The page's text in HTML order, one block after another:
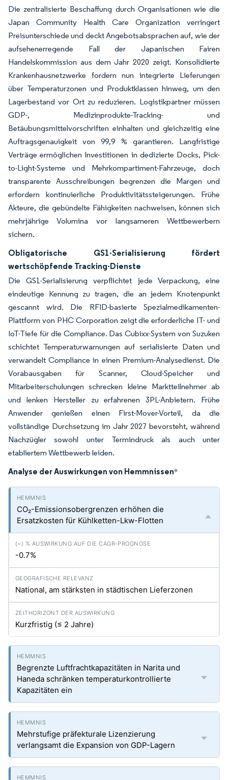
Die zentralisierte Beschaffung durch Organisationen wie die
Japan Community Health Care Organization verringert
Preisunterschiede und deckt Angebotsabsprachen auf, wie der
aufsehenerregende Fall der Japanischen Fairen
Handelskommission aus dem Jahr 2020 zeigt. Konsolidierte
Krankenhausnetzwerke fordern nun integrierte Lieferungen
über Temperaturzonen und Produktklassen hinweg, um den
Lagerbestand vor Ort zu reduzieren. Logistikpartner müssen
GDP-, Medizinprodukte-Tracking- und
Betäubungsmittelvorschriften einhalten und gleichzeitig eine
Auftragsgenauigkeit von 99,9 % garantieren. Langfristige
Verträge ermöglichen Investitionen in dedizierte Docks, Pick-
to-Light-Systeme und Mehrkompartiment-Fahrzeuge, doch
transparente Ausschreibungen begrenzen die Margen und
erfordern kontinuierliche Produktivitätssteigerungen. Frühe
Akteure, die gebündelte Fähigkeiten nachweisen, können sich
mehrjährige Volumina vor langsameren Wettbewerbern
sichern.
Obligatorische GS1-Serialisierung fördert
wertschöpfende Tracking-Dienste
Die GS1-Serialisierung verpflichtet jede Verpackung, eine
eindeutige Kennung zu tragen, die an jedem Knotenpunkt
gescannt wird. Die RFID-basierte Spezialmedikamenten-
Plattform von PHC Corporation zeigt die erforderliche IT- und
IoT-Tiefe für die Compliance. Das Cubixx-System von Suzuken
schichtet Temperaturwarnungen auf serialisierte Daten und
verwandelt Compliance in einen Premium-Analysedienst. Die
Vorabausgaben für Scanner, Cloud-Speicher und
Mitarbeiterschulungen schrecken kleine Marktteilnehmer ab
und lenken Hersteller zu erfahrenen 3PL-Anbietern. Frühe
Anwender genießen einen First-Mover-Vorteil, da die
vollständige Durchsetzung im Jahr 2027 bevorsteht, während
Nachzügler sowohl unter Termindruck als auch unter
etabliertem Wettbewerb leiden.
Analyse der Auswirkungen von Hemmnissen*
CO₂-Emissionsobergrenzen erhöhen die
Ersatzkosten für Kühlketten-Lkw-Flotten
-0.7%
National, am stärksten in städtischen Lieferzonen
Kurzfristig (≤ 2 Jahre)
Begrenzte Luftfrachtkapazitäten in Narita und
Haneda schränken temperaturkontrollierte
Kapazitäten ein
Mehrstufige präfekturale Lizenzierung
verlangsamt die Expansion von GDP-Lagern